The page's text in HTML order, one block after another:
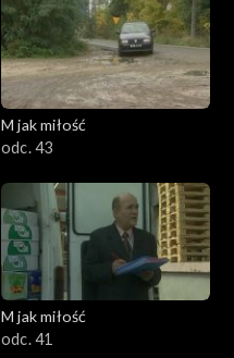
M jak miłość
odc. 43
M jak miłość
odc. 41